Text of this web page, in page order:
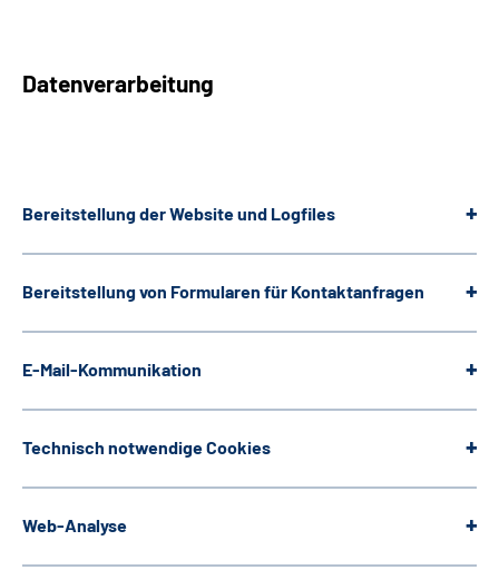
Datenverarbeitung
Bereitstellung derWebsiteund Logfiles
Bereitstellung von Formularen für Kontaktanfragen
E-Mail-Kommunikation
Technisch notwendigeCookies
Web-Analyse